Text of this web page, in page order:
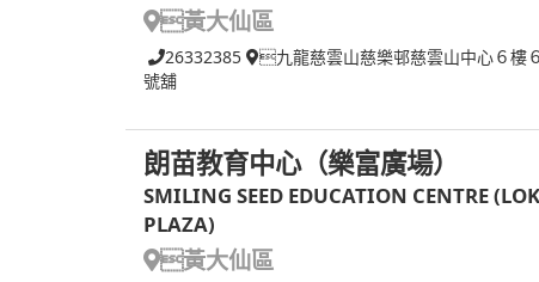
黃大仙區
26332385
九龍慈雲山慈樂邨慈雲山中心６樓
號舖
朗苗教育中心（樂富廣場）
SMILING SEED EDUCATION CENTRE
PLAZA)
黃大仙區